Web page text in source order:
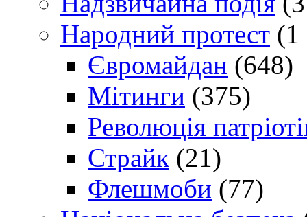
Народний протест (1
Євромайдан (648)
Мітинги (375)
Революція
Страйк (21)
Флешмоби (77)